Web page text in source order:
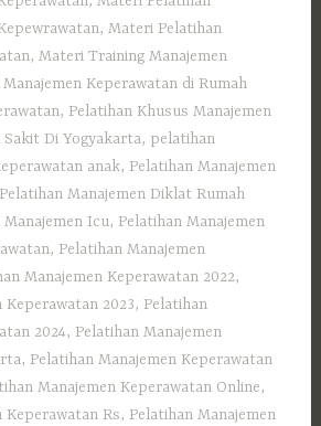
,Materi Pelatihan
,Materi Training Manajemen
Keperawatan di Rumah
, Pelatihan Khusus Manajemen
Di Yogyakarta, pelatihan
anak, Pelatihan Manajemen
Pelatihan Manajemen Diklat Rumah
Manajemen Icu, Pelatihan Manajemen
, Pelatihan Manajemen
Manajemen Keperawatan 2022,
Keperawatan 2023, Pelatihan
2024, Pelatihan Manajemen
, Pelatihan Manajemen Keperawatan
Manajemen Keperawatan Online,
Keperawatan Rs, Pelatihan Manajemen